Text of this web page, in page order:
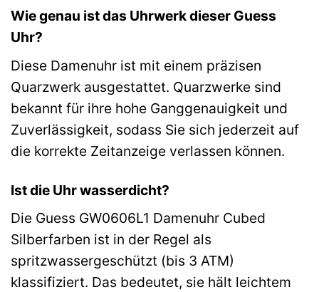
Wie genau ist das Uhrwerk dieser Guess
Uhr?
Diese Damenuhr ist mit einem präzisen
Quarzwerk ausgestattet. Quarzwerke sind
bekannt für ihre hohe Ganggenauigkeit und
Zuverlässigkeit, sodass Sie sich jederzeit auf
die korrekte Zeitanzeige verlassen können.
Ist die Uhr wasserdicht?
Die Guess GW0606L1 Damenuhr Cubed
Silberfarben ist in der Regel als
spritzwassergeschützt (bis 3 ATM)
klassifiziert. Das bedeutet, sie hält leichtem